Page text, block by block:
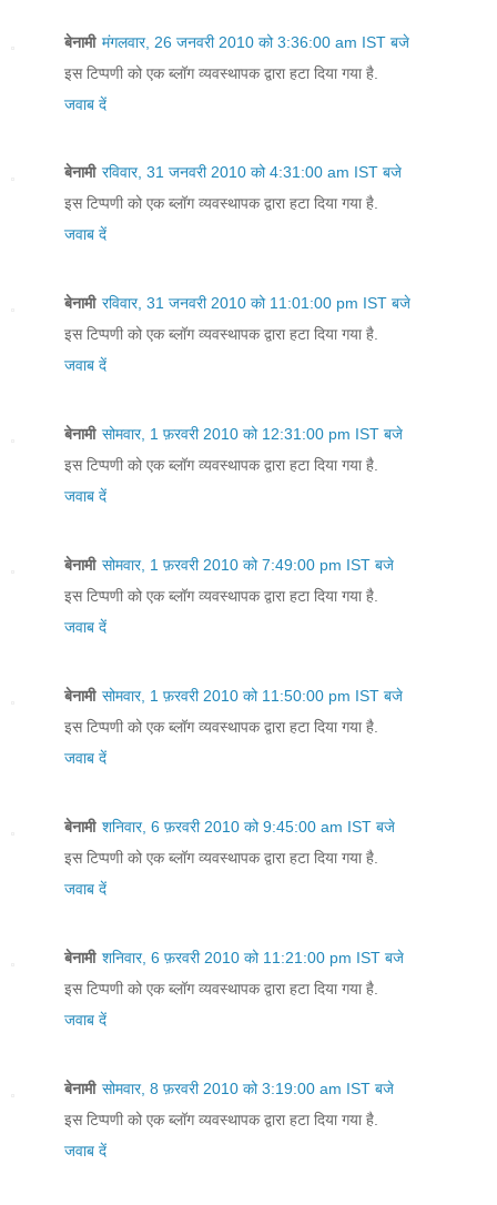
बेनामी मंगलवार, 26 जनवरी 2010 को 3:36:00 am IST बजे
इस टिप्पणी को एक ब्लॉग व्यवस्थापक द्वारा हटा दिया गया है.
जवाब दें
बेनामी रविवार, 31 जनवरी 2010 को 4:31:00 am IST बजे
इस टिप्पणी को एक ब्लॉग व्यवस्थापक द्वारा हटा दिया गया है.
जवाब दें
बेनामी रविवार, 31 जनवरी 2010 को 11:01:00 pm IST बजे
इस टिप्पणी को एक ब्लॉग व्यवस्थापक द्वारा हटा दिया गया है.
जवाब दें
बेनामी सोमवार, 1 फ़रवरी 2010 को 12:31:00 pm IST बजे
इस टिप्पणी को एक ब्लॉग व्यवस्थापक द्वारा हटा दिया गया है.
जवाब दें
बेनामी सोमवार, 1 फ़रवरी 2010 को 7:49:00 pm IST बजे
इस टिप्पणी को एक ब्लॉग व्यवस्थापक द्वारा हटा दिया गया है.
जवाब दें
बेनामी सोमवार, 1 फ़रवरी 2010 को 11:50:00 pm IST बजे
इस टिप्पणी को एक ब्लॉग व्यवस्थापक द्वारा हटा दिया गया है.
जवाब दें
बेनामी शनिवार, 6 फ़रवरी 2010 को 9:45:00 am IST बजे
इस टिप्पणी को एक ब्लॉग व्यवस्थापक द्वारा हटा दिया गया है.
जवाब दें
बेनामी शनिवार, 6 फ़रवरी 2010 को 11:21:00 pm IST बजे
इस टिप्पणी को एक ब्लॉग व्यवस्थापक द्वारा हटा दिया गया है.
जवाब दें
बेनामी सोमवार, 8 फ़रवरी 2010 को 3:19:00 am IST बजे
इस टिप्पणी को एक ब्लॉग व्यवस्थापक द्वारा हटा दिया गया है.
जवाब दें